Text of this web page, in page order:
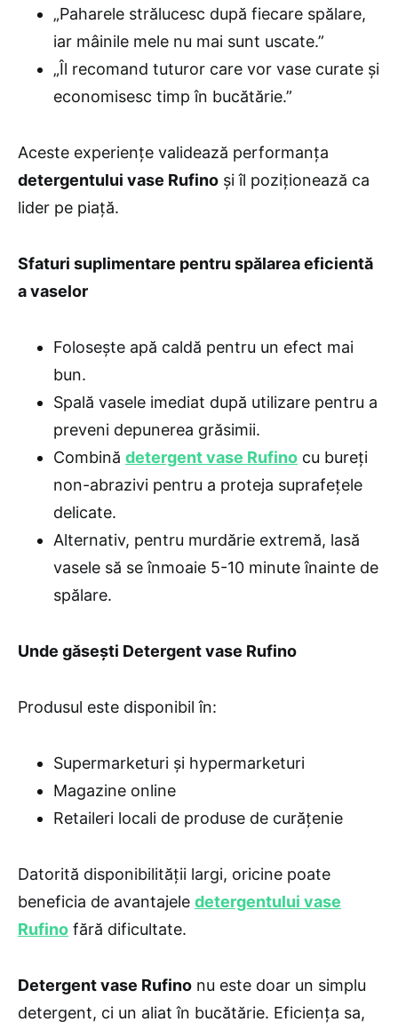
„Paharele strălucesc după fiecare spălare,
iar mâinile mele nu mai sunt uscate.”
„Îl recomand tuturor care vor vase curate și
economisesc timp în bucătărie.”
Aceste experiențe validează performanța
detergentului vase Rufino și îl poziționează ca
lider pe piață.
Sfaturi suplimentare pentru spălarea eficientă
a vaselor
Folosește apă caldă pentru un efect mai
bun.
Spală vasele imediat după utilizare pentru a
preveni depunerea grăsimii.
Combină detergent vase Rufino cu bureți
non-abrazivi pentru a proteja suprafețele
delicate.
Alternativ, pentru murdărie extremă, lasă
vasele să se înmoaie 5-10 minute înainte de
spălare.
Unde găsești Detergent vase Rufino
Produsul este disponibil în:
Supermarketuri și hypermarketuri
Magazine online
Retaileri locali de produse de curățenie
Datorită disponibilității largi, oricine poate
beneficia de avantajele detergentului vase
Rufino fără dificultate.
Detergent vase Rufino nu este doar un simplu
detergent, ci un aliat în bucătărie. Eficiența sa,